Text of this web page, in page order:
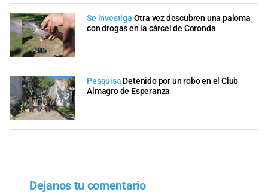
Se investiga Otra vez descubren una paloma
con drogas en la cárcel de Coronda
Pesquisa Detenido por un robo en el Club
Almagro de Esperanza
Dejanos tu comentario